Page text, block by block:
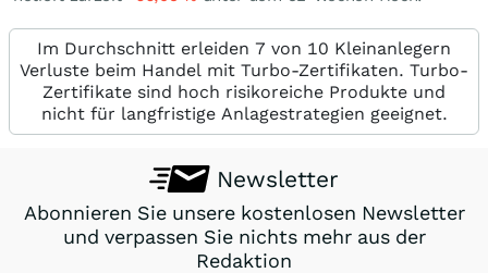
Im Durchschnitt erleiden 7 von 10 Kleinanlegern
Verluste beim Handel mit Turbo-Zertifikaten. Turbo-
Zertifikate sind hoch risikoreiche Produkte und
nicht für langfristige Anlagestrategien geeignet.
Newsletter
Abonnieren Sie unsere kostenlosen Newsletter
und verpassen Sie nichts mehr aus der
Redaktion